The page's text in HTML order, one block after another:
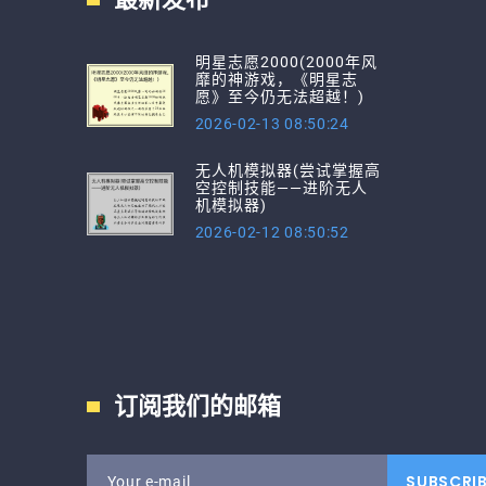
明星志愿2000(2000年风
靡的神游戏，《明星志
愿》至今仍无法超越！)
2026-02-13 08:50:24
无人机模拟器(尝试掌握高
空控制技能——进阶无人
机模拟器)
2026-02-12 08:50:52
订阅我们的邮箱
Your e-mail